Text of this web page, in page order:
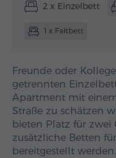
2 x Einzelbett
1 x Faltbett
Freunde oder
getrennten
Apartment mit
Straße zu schätzen
bieten Platz für zwei
zusätzliche Betten
bereitgestellt